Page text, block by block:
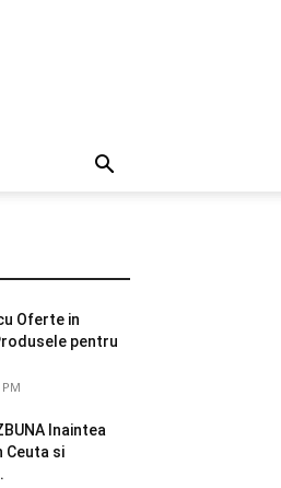
Oferte in
pentru
Inaintea
Ceuta si